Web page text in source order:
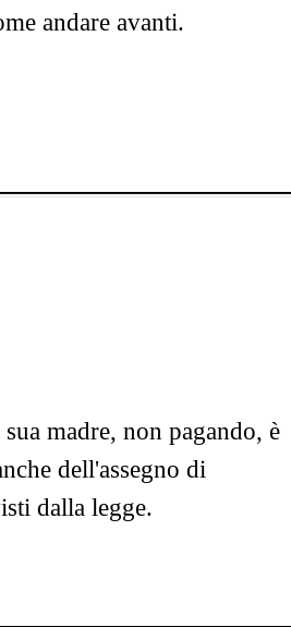
andare avanti.
madre, non pagando, è
dell'assegno di
dalla legge.